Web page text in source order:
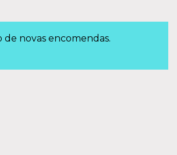
novas encomendas.